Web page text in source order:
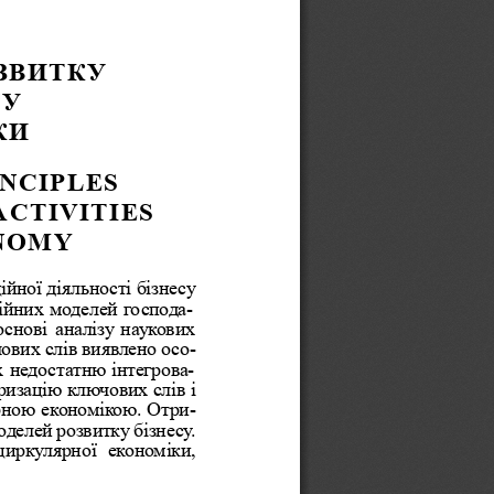
ї діяльності бізнесу
моделей господа-
аналізу нау  кових
слів виявлено осо-
недостатню інтегрова-
ключових слів і
економікою. Отри-
розвитку бізнесу.
лярної економіки,